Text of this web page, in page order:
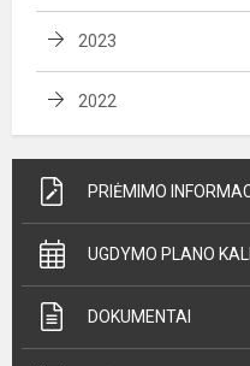
2023
2022
PRIĖMIMO
UGDYMO PLANO
DOKUMENTAI